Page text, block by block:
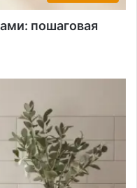
пошаговая